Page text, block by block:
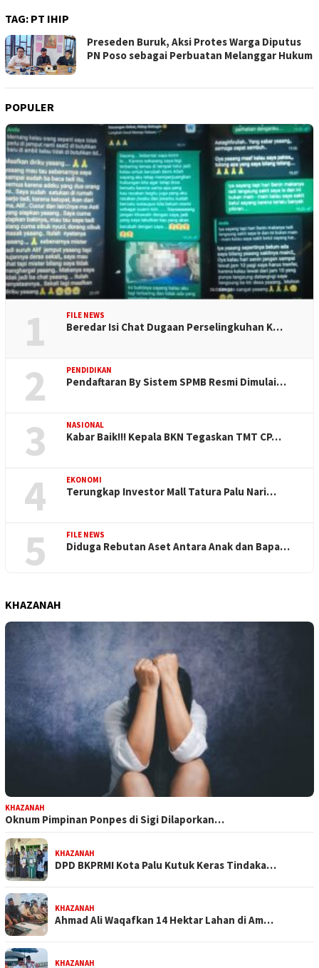
TAG: PT IHIP
Preseden Buruk, Aksi Protes Warga Diputus
PN Poso sebagai Perbuatan Melanggar Hukum
POPULER
1 FILE NEWS
Beredar Isi Chat Dugaan Perselingkuhan K…
2 PENDIDIKAN
Pendaftaran By Sistem SPMB Resmi Dimulai…
3 NASIONAL
Kabar Baik!!! Kepala BKN Tegaskan TMT CP…
4 EKONOMI
Terungkap Investor Mall Tatura Palu Nari…
5 FILE NEWS
Diduga Rebutan Aset Antara Anak dan Bapa…
KHAZANAH
KHAZANAH
Oknum Pimpinan Ponpes di Sigi Dilaporkan…
KHAZANAH
DPD BKPRMI Kota Palu Kutuk Keras Tindaka…
KHAZANAH
Ahmad Ali Waqafkan 14 Hektar Lahan di Am…
KHAZANAH